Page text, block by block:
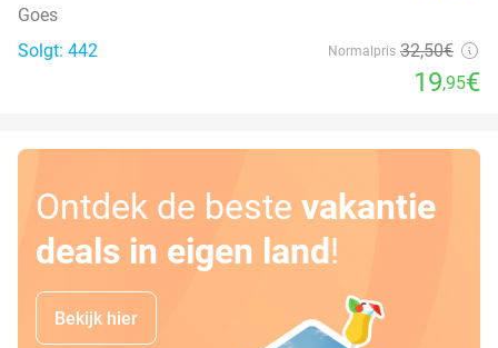
Goes
Solgt: 442
Normalpris 32,50€
19,95€
Ontdek de beste vakantie
deals in eigen land!
Bekijk hier